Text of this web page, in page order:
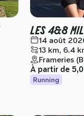
LES 4&8
14 août
13 km, 6.4
Frameries
À partir de
Running